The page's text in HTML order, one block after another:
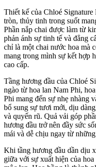
Thiết kế của Chloé
tròn, thủy tinh trong suốt
Phần nắp chai được làm từ
phản ánh sự tinh tế và đẳng
chỉ là một chai nước hoa mà
mang trong mình sự kết hợp
cao cấp.
Tầng hương đầu của Chloé
ngào từ hoa lan Nam Phi,
Phi mang đến sự nhẹ nhàng
bổ sung sự tươi mới, dịu
và quyến rũ. Quả vải góp
hương đầu trở nên đầy sức
mái và dễ chịu ngay từ
Khi tầng hương đầu dần dịu
giữa với sự xuất hiện của